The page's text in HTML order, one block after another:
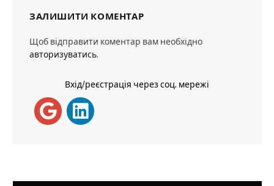
ЗАЛИШИТИ КОМЕНТАР
Щоб відправити коментар вам необхідно
авторизуватись.
Вхід/реєстрація через соц. мережі